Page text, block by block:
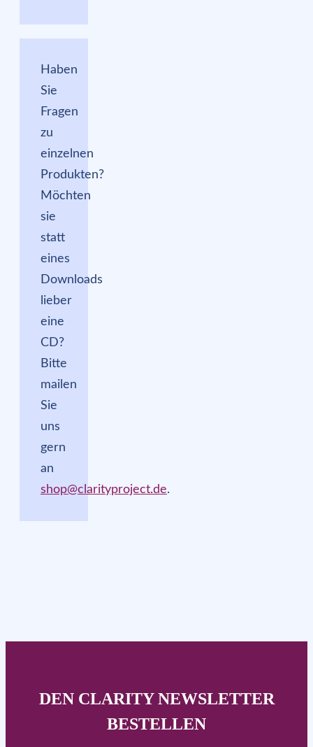
Haben
Sie
Fragen
zu
einzelnen
Produkten?
Möchten
sie
statt
eines
Downloads
lieber
eine
CD?
Bitte
mailen
Sie
uns
gern
an
shop@clarityproject.de.
DEN CLARITY NEWSLETTER
BESTELLEN